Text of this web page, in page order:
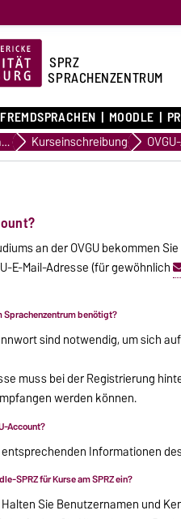
SPRZ
SPRACHENZENTRUM
FREMDSPRACHEN MOODLE
Startseite Subnavigation Kurseinschreibung
an der OVGU bekommen
E-Mail-Adresse (für gewöhnlich
Sprachenzentrum benötigt?
sind notwendig, um sich auf
muss bei der Registrierung
werden können.
Account?
Informationen
SPRZ für Kurse am SPRZ ein?
Sie Benutzernamen und